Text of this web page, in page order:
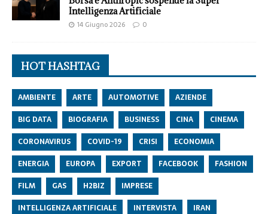
Intelligenza Artificiale
14 Giugno 2026 0
HOT HASHTAG
AMBIENTE ARTE AUTOMOTIVE
AZIENDE
BIG DATA
BIOGRAFIA BUSINESS CINA
CINEMA
CORONAVIRUS
COVID-19 CRISI
ECONOMIA
ENERGIA
EUROPA EXPORT FACEBOOK
FASHION
FILM
GAS H2BIZ
IMPRESE
INTELLIGENZA ARTIFICIALE
INTERVISTA IRAN